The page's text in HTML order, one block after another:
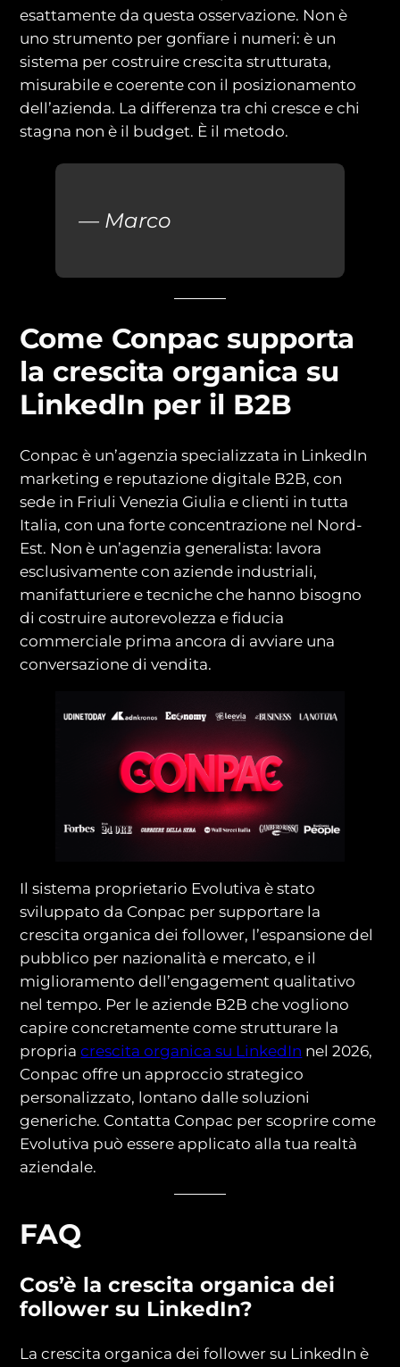
esattamente da questa osservazione. Non è
uno strumento per gonfiare i numeri: è un
sistema per costruire crescita strutturata,
misurabile e coerente con il posizionamento
dell’azienda. La differenza tra chi cresce e chi
stagna non è il budget. È il metodo.
— Marco
Come Conpac supporta
la crescita organica su
LinkedIn per il B2B
Conpac è un’agenzia specializzata in LinkedIn
marketing e reputazione digitale B2B, con
sede in Friuli Venezia Giulia e clienti in tutta
Italia, con una forte concentrazione nel Nord-
Est. Non è un’agenzia generalista: lavora
esclusivamente con aziende industriali,
manifatturiere e tecniche che hanno bisogno
di costruire autorevolezza e fiducia
commerciale prima ancora di avviare una
conversazione di vendita.
Il sistema proprietario Evolutiva è stato
sviluppato da Conpac per supportare la
crescita organica dei follower, l’espansione del
pubblico per nazionalità e mercato, e il
miglioramento dell’engagement qualitativo
nel tempo. Per le aziende B2B che vogliono
capire concretamente come strutturare la
propriacrescita organica su LinkedIn nel 2026,
Conpac offre un approccio strategico
personalizzato, lontano dalle soluzioni
generiche. Contatta Conpac per scoprire come
Evolutiva può essere applicato alla tua realtà
aziendale.
FAQ
Cos’è la crescita organica dei
follower su LinkedIn?
La crescita organica dei follower su LinkedIn è